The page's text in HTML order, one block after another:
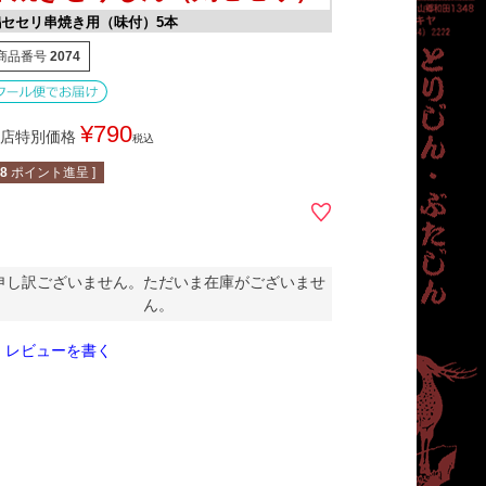
セリ串焼き用（味付）5本
品番号 2074
特別価格 ¥790税込
8 ポイント進呈 ]
し訳ございません。ただいま在庫がございませ
ん。
レビューを書く